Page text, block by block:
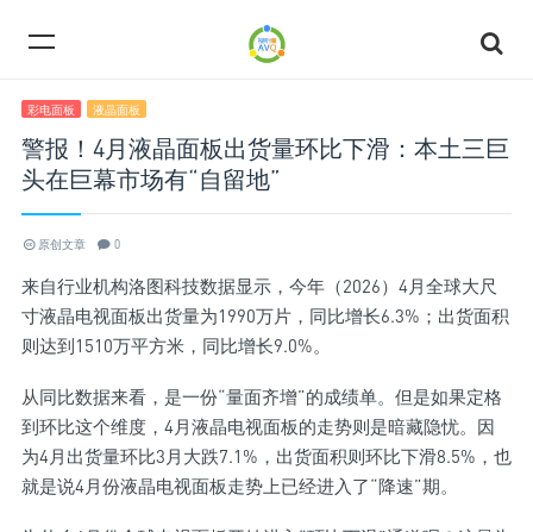
彩电面板 液晶面板
警报！4月液晶面板出货量环比下滑：本土三巨
头在巨幕市场有“自留地”
原创文章 0
来自行业机构洛图科技数据显示，今年（2026）4月全球大尺
寸液晶电视面板出货量为1990万片，同比增长6.3%；出货面积
则达到1510万平方米，同比增长9.0%。
从同比数据来看，是一份“量面齐增”的成绩单。但是如果定格
到环比这个维度，4月液晶电视面板的走势则是暗藏隐忧。因
为4月出货量环比3月大跌7.1%，出货面积则环比下滑8.5%，也
就是说4月份液晶电视面板走势上已经进入了“降速”期。